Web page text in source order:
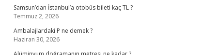
Samsun’dan İstanbul’a otobüs bileti kaç TL ?
Temmuz 2, 2026
Ambalajlardaki P ne demek ?
Haziran 30, 2026